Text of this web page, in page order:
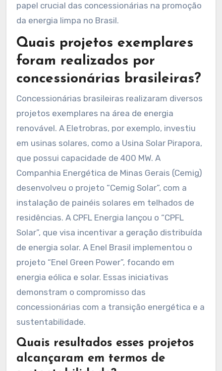
renovável do país. Esses exemplos demonstram
transição energética. A Aneel reportou que 70%
da nova capacidade instalada em 2020 foi de
fontes renováveis. Esses dados evidenciam o
Quais projetos exemplares
foram realizados por
concessionárias brasileiras?
Concessionárias brasileiras realizaram diversos
projetos exemplares na área de energia
renovável. A Eletrobras, por exemplo, investiu
em usinas solares, como a Usina Solar Pirapora,
que possui capacidade de 400 MW. A
Companhia Energética de Minas Gerais (Cemig)
desenvolveu o projeto “Cemig Solar”, com a
instalação de painéis solares em telhados de
residências. A CPFL Energia lançou o “CPFL
Solar”, que visa incentivar a geração distribuída
projeto “Enel Green Power”, focando em
energia eólica e solar. Essas iniciativas